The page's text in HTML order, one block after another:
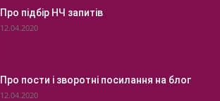
Про підбір НЧ запитів
12.04.2020
Про пости і зворотні посилання на блог
12.04.2020